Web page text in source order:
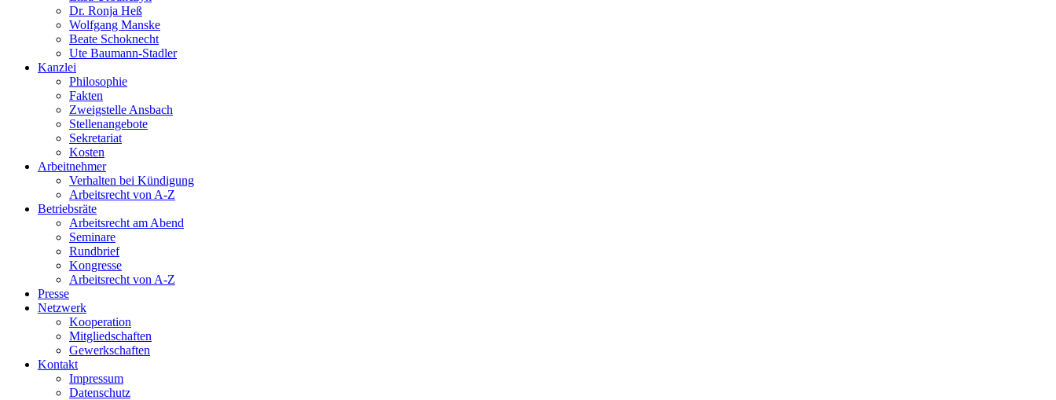
Dr. Ronja Heß
Wolfgang Manske
Beate Schoknecht
Ute Baumann-Stadler
Kanzlei
Philosophie
Fakten
Zweigstelle Ansbach
Stellenangebote
Sekretariat
Kosten
Arbeitnehmer
Verhalten bei Kündigung
Arbeitsrecht von A-Z
Betriebsräte
Arbeitsrecht am Abend
Seminare
Rundbrief
Kongresse
Arbeitsrecht von A-Z
Presse
Netzwerk
Kooperation
Mitgliedschaften
Gewerkschaften
Kontakt
Impressum
Datenschutz